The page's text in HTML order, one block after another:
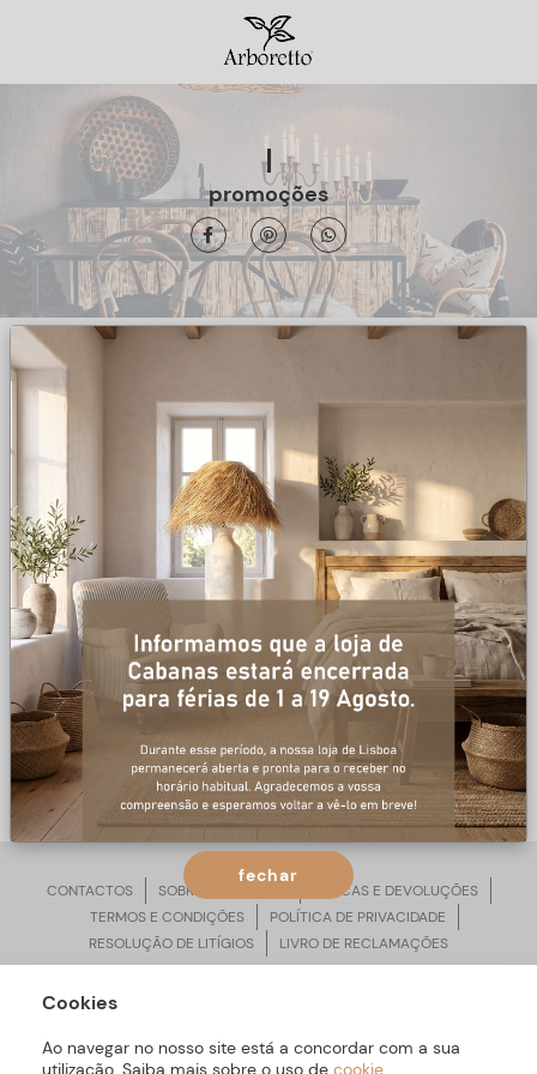
promoções
0 produtos
NÃO FORAM ENCONTRADOS
PRODUTOS PARA A PESQUISA.
CONTACTOS SOBRE ARBORETTO
TROCAS E DEVOLUÇÕES
TERMOS E CONDIÇÕES
POLÍTICA DE PRIVACIDADE
RESOLUÇÃO DE LITÍGIOS
LIVRO DE RECLAMAÇÕES
Cookies
Ao navegar no nosso site está a concordar com a sua
utilização. Saiba mais sobre o uso de cookie
fechar